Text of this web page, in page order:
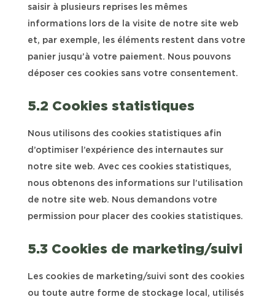
saisir à plusieurs reprises les mêmes
informations lors de la visite de notre site web
et, par exemple, les éléments restent dans votre
panier jusqu’à votre paiement. Nous pouvons
déposer ces cookies sans votre consentement.
5.2 Cookies statistiques
Nous utilisons des cookies statistiques afin
d’optimiser l’expérience des internautes sur
notre site web. Avec ces cookies statistiques,
nous obtenons des informations sur l’utilisation
de notre site web. Nous demandons votre
permission pour placer des cookies statistiques.
5.3 Cookies de marketing/suivi
Les cookies de marketing/suivi sont des cookies
ou toute autre forme de stockage local, utilisés